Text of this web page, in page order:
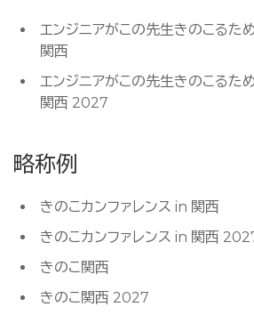
エンジニアがこの先生きのこるた
関西
エンジニアがこの先生きのこるた
関西 2027
略称例
きのこカンファレンス in 関西
きのこカンファレンス in 関西
きのこ関西
きのこ関西 2027